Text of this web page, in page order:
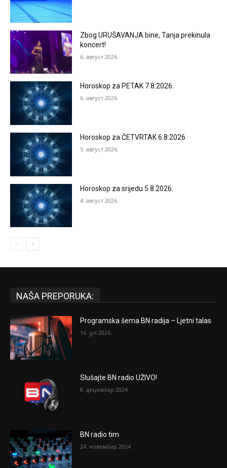
Zbog URUŠAVANJA bine, Tanja prekinula
koncert!
6. август 2026.
Horoskop za PETAK 7.8.2026.
6. август 2026.
Horoskop za ČETVRTAK 6.8.2026.
5. август 2026.
Horoskop za srijedu 5.8.2026.
4. август 2026.
NAŠA PREPORUKA:
Programska šema BN radija – Ljetni talas
16. јул 2026.
Slušajte BN radio UŽIVO!
8. децембар 2024.
BN radio tim
24. новембар 2024.